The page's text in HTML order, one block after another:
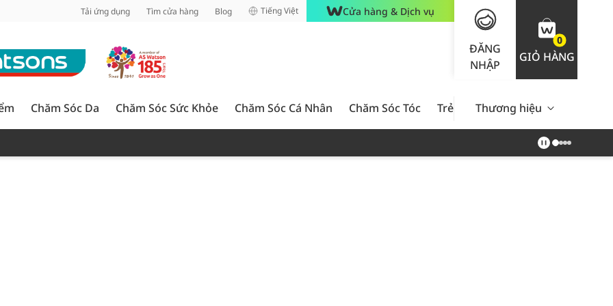
Tải ứng dụng Tìm cửa hàng Blog Tiếng Việt Cửa hàng & Dịch vụ
ĐĂNG
NHẬP
0
GIỎ HÀNG
Chăm Sóc Da Chăm Sóc Sức Khỏe Chăm Sóc Cá Nhân Chăm Sóc Tóc Trẻ Em Nam Giới Chăm Sóc
Thương hiệu